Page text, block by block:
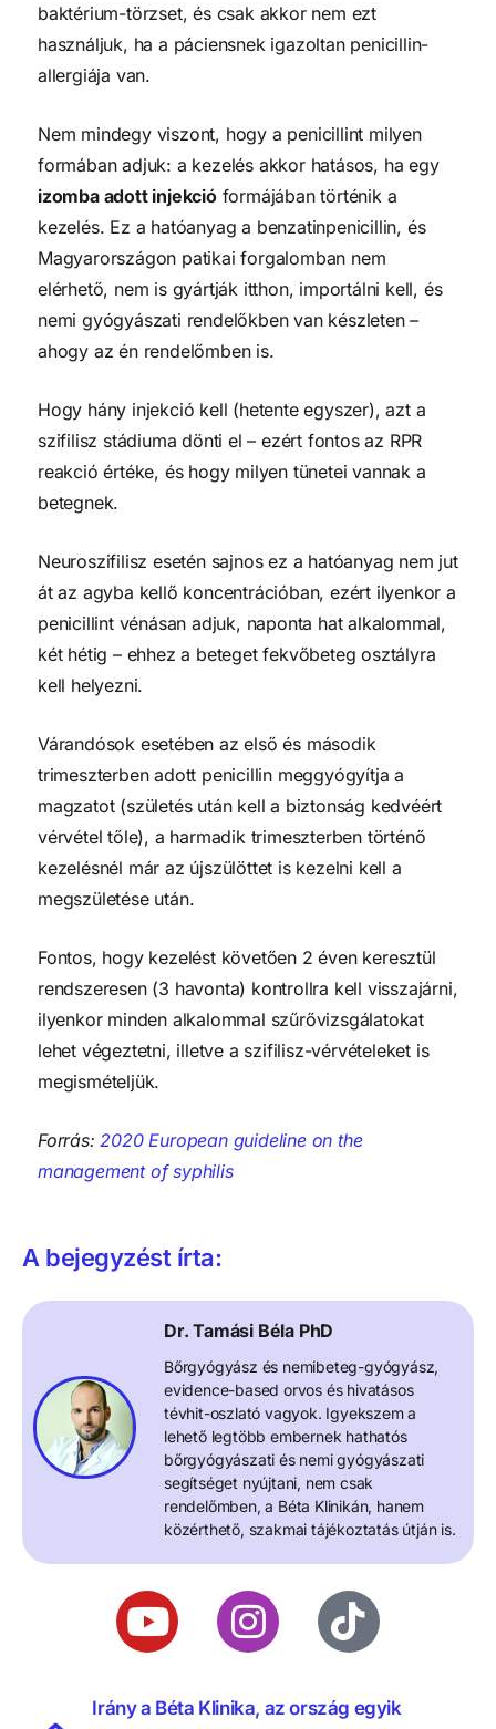
baktérium-törzset, és csak akkor nem ezt
használjuk, ha a páciensnek igazoltan penicillin-
allergiája van.
Nem mindegy viszont, hogy a penicillint milyen
formában adjuk: a kezelés akkor hatásos, ha egy
izomba adott injekcióformájában történik a
kezelés. Ez a hatóanyag a benzatinpenicillin, és
Magyarországon patikai forgalomban nem
elérhető, nem is gyártják itthon, importálni kell, és
nemi gyógyászati rendelőkben van készleten –
ahogy az én rendelőmben is.
Hogy hány injekció kell (hetente egyszer), azt a
szifilisz stádiuma dönti el – ezért fontos az RPR
reakció értéke, és hogy milyen tünetei vannak a
betegnek.
Neuroszifilisz esetén sajnos ez a hatóanyag nem jut
át az agyba kellő koncentrációban, ezért ilyenkor a
penicillint vénásan adjuk, naponta hat alkalommal,
két hétig – ehhez a beteget fekvőbeteg osztályra
kell helyezni.
Várandósok esetében az első és második
trimeszterben adott penicillin meggyógyítja a
magzatot (születés után kell a biztonság kedvéért
vérvétel tőle), a harmadik trimeszterben történő
kezelésnél már az újszülöttet is kezelni kell a
megszületése után.
Fontos, hogy kezelést követően 2 éven keresztül
rendszeresen (3 havonta) kontrollra kell visszajárni,
ilyenkor minden alkalommal szűrővizsgálatokat
lehet végeztetni, illetve a szifilisz-vérvételeket is
megismételjük.
Forrás: 2020 European guideline on the
management of syphilis
A bejegyzést írta:
Dr. Tamási Béla PhD
Bőrgyógyász és nemibeteg-gyógyász,
evidence-based orvos és hivatásos
tévhit-oszlató vagyok. Igyekszem a
lehető legtöbb embernek hathatós
bőrgyógyászati és nemi gyógyászati
segítséget nyújtani, nem csak
rendelőmben, a Béta Klinikán, hanem
közérthető, szakmai tájékoztatás útján is.
Irány a Béta Klinika, az ország egyik